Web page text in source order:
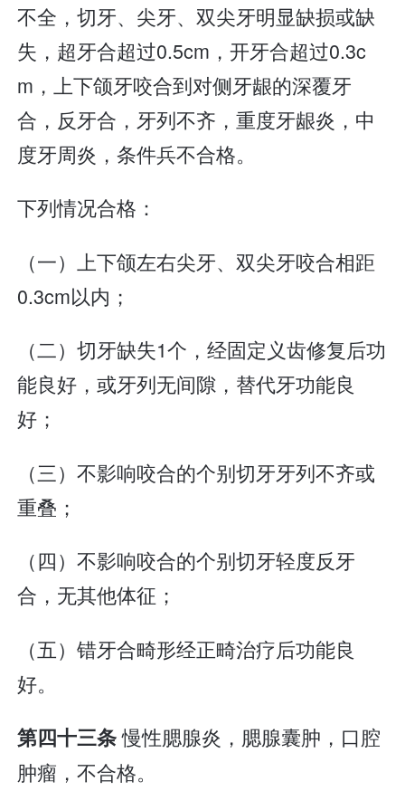
不全，切牙、尖牙、双尖牙明显缺损或缺
失，超牙合超过0.5cm，开牙合超过0.3c
m，上下颌牙咬合到对侧牙龈的深覆牙
合，反牙合，牙列不齐，重度牙龈炎，中
度牙周炎，条件兵不合格。
下列情况合格：
（一）上下颌左右尖牙、双尖牙咬合相距
0.3cm以内；
（二）切牙缺失1个，经固定义齿修复后功
能良好，或牙列无间隙，替代牙功能良
好；
（三）不影响咬合的个别切牙牙列不齐或
重叠；
（四）不影响咬合的个别切牙轻度反牙
合，无其他体征；
（五）错牙合畸形经正畸治疗后功能良
好。
第四十三条慢性腮腺炎，腮腺囊肿，口腔
肿瘤，不合格。